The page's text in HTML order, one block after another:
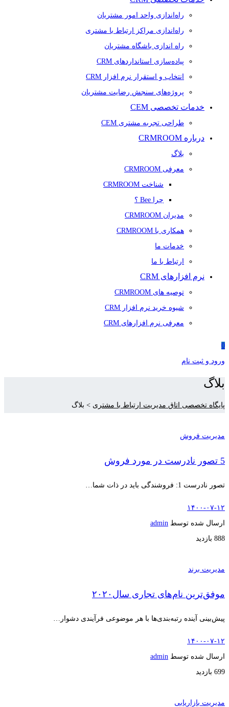
راه‌اندازی واحد امور مشتریان
راه‌اندازی مراکز ارتباط با مشتری
راه اندازی باشگاه مشتریان
پیاده‌سازی استانداردهای CRM
انتخاب و استقرار نرم افزار CRM
پروژه‌های سنجش رضایت مشتریان
خدمات تخصصی CEM
طراحی تجربه مشتری CEM
درباره CRMROOM
بلاگ
معرفی CRMROOM
شناخت CRMROOM
چرا Bee ؟
مدیران CRMROOM
همکاری با CRMROOM
خدمات ما
ارتباط با ما
نرم افزارهای CRM
توصیه های CRMROOM
شیوه خرید نرم افزار CRM
معرفی نرم افزارهای CRM
0
ورود و ثبت نام
بلاگ
پایگاه تخصصی اتاق مدیریت ارتباط با مشتری > بلاگ
مدیریت فروش
5 تصور نادرست در مورد فروش
تصور نادرست 1: فروشندگی باید در ذات شما…
۱۴۰۰-۰۷-۱۲
ارسال شده توسط admin
888 بازدید
مدیریت برند
موفق‌ترین نام‌های تجاری سال۲۰۲۰
پیش‌بینی آینده رتبه‌بندی‌ها با هر موضوعی فرآیندی دشوار…
۱۴۰۰-۰۷-۱۲
ارسال شده توسط admin
699 بازدید
مدیریت بازاریابی